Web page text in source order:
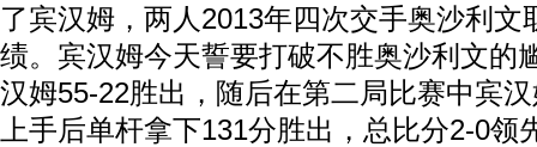
了宾汉姆，两人2013年四次交手奥沙利文
绩。宾汉姆今天誓要打破不胜奥沙利文的
汉姆55-22胜出，随后在第二局比赛中宾
上手后单杆拿下131分胜出，总比分2-0领